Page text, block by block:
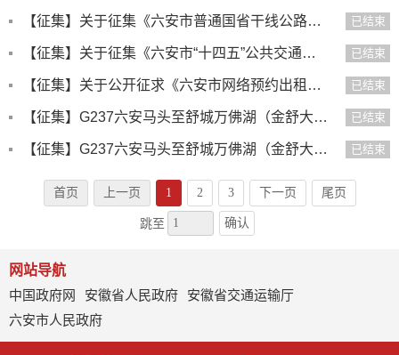
【征集】关于征集《六安市普通国省干线公路管养权责划分及经费保障暂行办法》（征求意见稿）意见建议的公告 已结束
【征集】关于征集《六安市“十四五”公共交通发展规划》（征求意见稿）意见建议的公告 已结束
【征集】关于公开征求《六安市网络预约出租汽车经营服务管理实施细则》(征求意见稿）意见的公告 已结束
【征集】G237六安马头至舒城万佛湖（金舒大道）工程（二三四期工程） 社会稳定风险分析信息公开及意见征求 已结束
【征集】G237六安马头至舒城万佛湖（金舒大道）工程社会稳定风险分析信息公开 及意见征求 已结束
首页 上一页 1 2 3 下一页 尾页
跳至 确认
网站导航
中国政府网
安徽省人民政府
安徽省交通运输厅
六安市人民政府